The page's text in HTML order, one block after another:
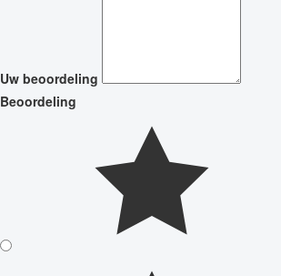
Uw beoordeling
Beoordeling